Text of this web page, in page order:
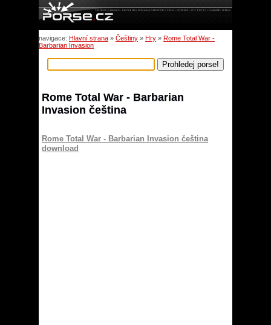
navigace: Hlavní strana » Češtiny » Hry » Rome Total War -
Barbarian Invasion
Rome Total War - Barbarian
Invasion čeština
Rome Total War - Barbarian Invasion čeština
download